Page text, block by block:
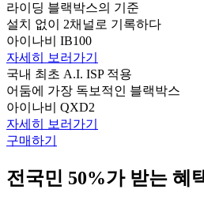
라이딩 블랙박스의 기준
설치 없이 2채널로 기록하다
아이나비 IB100
자세히 보러가기
국내 최초 A.I. ISP 적용
어둠에 가장 독보적인 블랙박스
아이나비 QXD2
자세히 보러가기
구매하기
전국민 50%가 받는 혜